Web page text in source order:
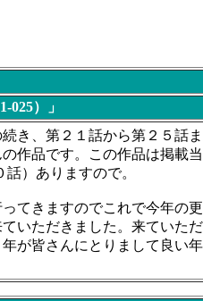
025）」
き、第２１話から第２５話
作品です。この作品は掲載
）ありますので。
てきますのでこれで今年の更
いただきました。来ていた
が皆さんにとりまして良い年